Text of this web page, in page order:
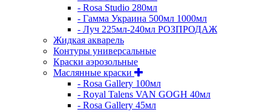
- Rosa Studio 280мл
- Гамма Украина 500мл 1000мл
- Луч 225мл-240мл РОЗПРОДАЖ
Жидкая акварель
Контуры универсальные
Краски аэрозольные
Маслянные краски
- Rosa Gallery 100мл
- Royal Talens VAN GOGH 40мл
- Rosa Gallery 45мл